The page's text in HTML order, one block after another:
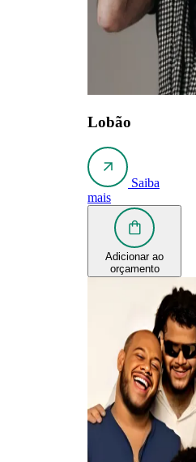
Lobão
Saiba
mais
Adicionar ao
orçamento